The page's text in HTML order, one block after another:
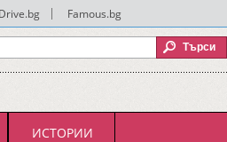
Famous.bg
ИСТОРИИ